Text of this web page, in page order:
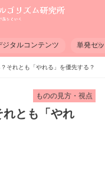
ジタルコンテンツ 単発セ
それとも「やれる」を優先する？
ものの見方・視点
れとも「やれ